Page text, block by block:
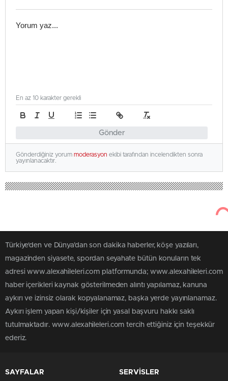
Gönder
En az 10 karakter gerekli
Gönderdiğiniz yorum moderasyon ekibi tarafından incelendikten sonra
yayınlanacaktır.
Türkiye'den ve Dünya’dan son dakika haberler, köşe yazıları,
magazinden siyasete, spordan seyahate bütün konuların tek
adresi www.alexahileleri.com platformunda; www.alexahileleri.com
haber içerikleri kaynak gösterilmeden alıntı yapılamaz, kanuna
aykırı ve izinsiz olarak kopyalanamaz, başka yerde yayınlanamaz.
Aykırı işlem yapan kişi/kişiler için yasal başvuru hakkı saklı
tutulmaktadır. www.alexahileleri.com tercih ettiğiniz için teşekkür
ederiz.
SAYFALAR SERVİSLER